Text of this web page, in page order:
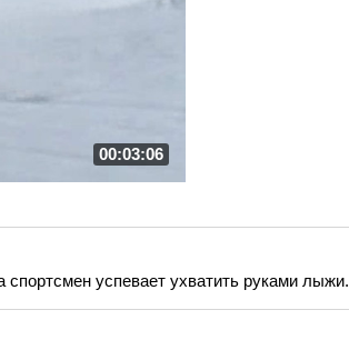
00:03:06
успевает ухватить руками лыжи.